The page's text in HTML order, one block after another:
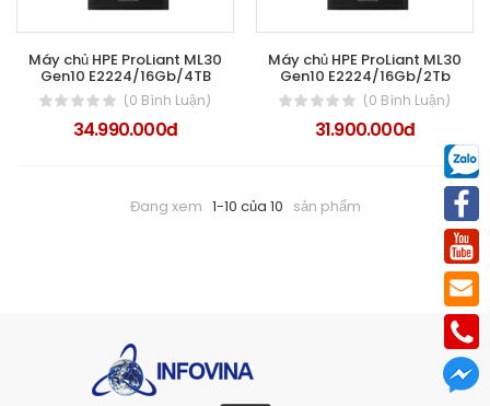
Máy chủ HPE ProLiant ML30
Gen10 E2224/16Gb/4TB
(0 Bình Luận)
34.990.000đ
Máy chủ HPE ProLiant ML30
Gen10 E2224/16Gb/2Tb
(0 Bình Luận)
31.900.000đ
Đang xem 1-10 của 10 sản phẩm